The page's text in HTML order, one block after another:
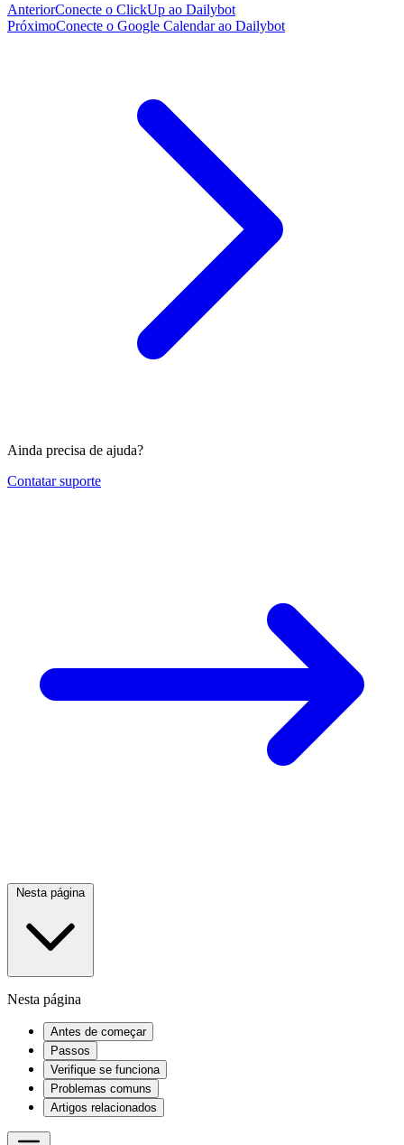
AnteriorConecte o ClickUp ao Dailybot
PróximoConecte o Google Calendar ao Dailybot
Ainda precisa de ajuda?
Contatar suporte
Nesta página
Nesta página
Antes de começar
Passos
Verifique se funciona
Problemas comuns
Artigos relacionados